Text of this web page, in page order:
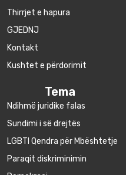
Thirrjet e hapura
GJEDNJ
Kontakt
Kushtet e përdorimit
Tema
Ndihmë juridike falas
Sundimi i së drejtës
LGBTI Qendra për Mbështetje
Paraqit diskriminimin